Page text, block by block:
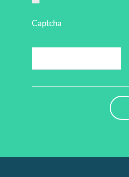
Captcha